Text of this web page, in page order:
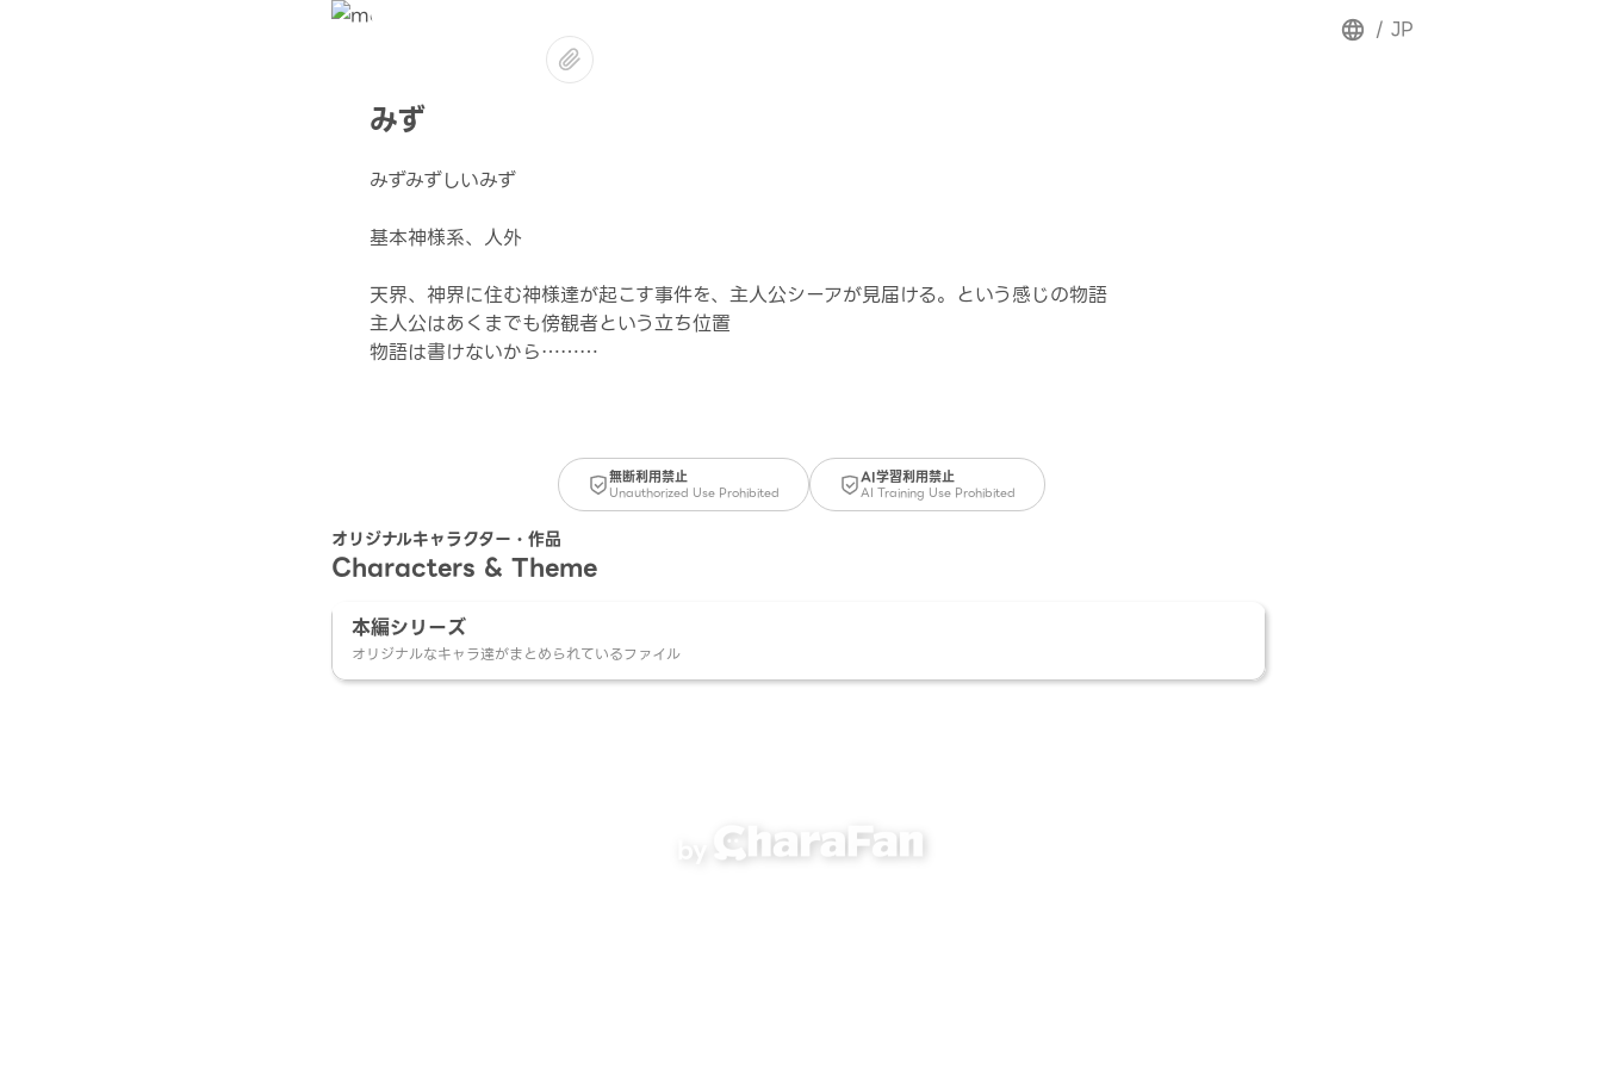
/ JP
みず
みずみずしいみず
基本神様系、人外
天界、神界に住む神様達が起こす事件を、主人公シーアが見届ける。という感じの物語
主人公はあくまでも傍観者という立ち位置
無断利用禁止
Unauthorized Use Prohibited
AI学習利用禁止
AI Training Use Prohibited
オリジナルキャラクター・作品
Characters & Theme
本編シリーズ
オリジナルなキャラ達がまとめられているファイル